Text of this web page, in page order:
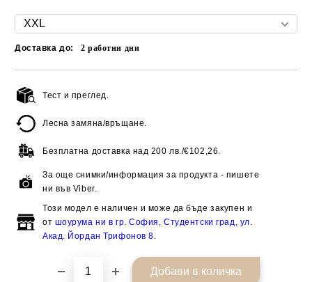
Доставка до: 2работни дни
Тест и преглед.
Лесна замяна/връщане.
Безплатна доставка над 200 лв./€102,26.
За още снимки/информация за продукта - пишете
ни във Viber.
Този модел е наличен и може да бъде закупен и
от шоурума ни в гр. София, Студентски град, ул.
Акад. Йордан Трифонов 8